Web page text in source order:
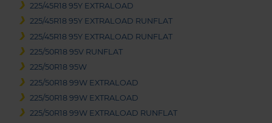
225/45R18 95Y EXTRALOAD
225/45R18 95Y EXTRALOAD RUNFLAT
225/45R18 95Y EXTRALOAD RUNFLAT
225/50R18 95V RUNFLAT
225/50R18 95W
225/50R18 99W EXTRALOAD
225/50R18 99W EXTRALOAD
225/50R18 99W EXTRALOAD RUNFLAT